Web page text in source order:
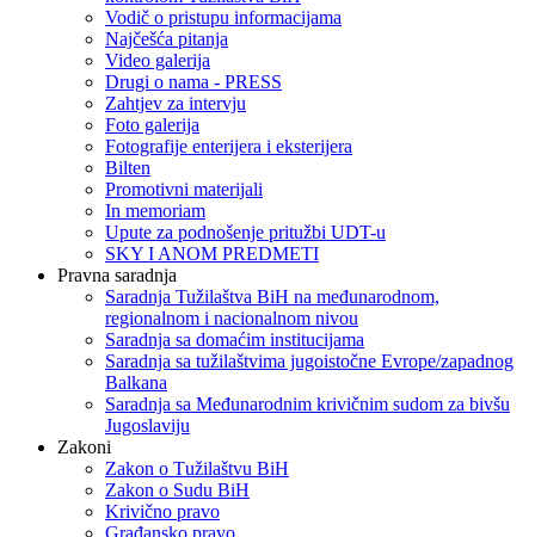
Vodič o pristupu informacijama
Najčešća pitanja
Video galerija
Drugi o nama - PRESS
Zahtjev za intervju
Foto galerija
Fotografije enterijera i eksterijera
Bilten
Promotivni materijali
In memoriam
Upute za podnošenje pritužbi UDT-u
SKY I ANOM PREDMETI
Pravna saradnja
Saradnja Tužilaštva BiH na međunarodnom,
regionalnom i nacionalnom nivou
Saradnja sa domaćim institucijama
Saradnja sa tužilaštvima jugoistočne Evrope/zapadnog
Balkana
Saradnja sa Međunarodnim krivičnim sudom za bivšu
Jugoslaviju
Zakoni
Zakon o Тužilaštvu BiH
Zakon o Sudu BiH
Krivično pravo